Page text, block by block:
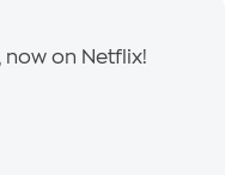
now on Netflix!